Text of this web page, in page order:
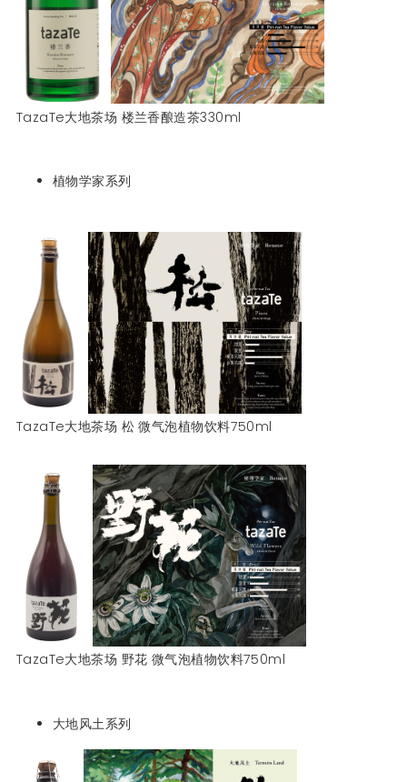
TazaTe大地茶场 楼兰香酿造茶330ml
植物学家系列
TazaTe大地茶场 松 微气泡植物饮料750ml
TazaTe大地茶场 野花 微气泡植物饮料750ml
大地风土系列